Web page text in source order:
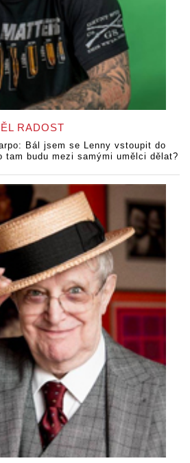
RADOST
Bál jsem se Lenny vstoupit do
budu mezi samými umělci dělat?